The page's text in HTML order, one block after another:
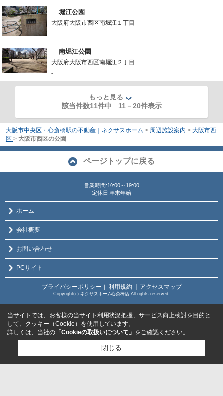
堀江公園
大阪府大阪市西区南堀江１丁目
-
南堀江公園
大阪府大阪市西区南堀江２丁目
-
もっと見る
該当件数11件中 11 －20件表示
大阪市中央区・心斎橋駅の不動産｜ネクサスホーム > 周辺施設案内 > 大阪市西
区 > 大阪市西区の公園
ページトップに戻る
営業時間:10:00～19:00
定休日:年末年始
ホーム
会社概要
お問い合わせ
PCサイト
プライバシーポリシー ｜ 利用規約 ｜アクセスマップ
Copyright(c) ネクサスホーム心斎橋店 All rights reserved.
当サイトでは、お客様の当サイト利用状況把握、サービス向上検討を目的と
して、クッキー（Cookie）を使用しています。
詳しくは、当社の 「Cookieの取扱いについて」 をご確認ください。
閉じる